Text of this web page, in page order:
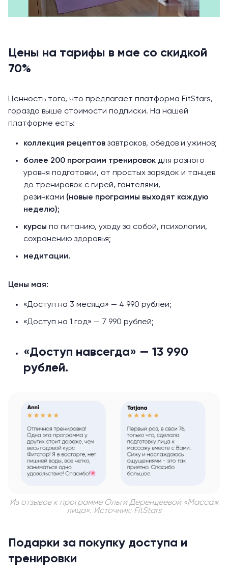
Цены на тарифы в мае со скидкой
70%
Ценность того, что предлагает платформа FitStars,
гораздо выше стоимости подписки. На нашей
платформе есть:
коллекция рецептов завтраков, обедов и ужинов;
более 200 программ тренировок для разного
уровня подготовки, от простых зарядок и танцев
до тренировок с гирей, гантелями,
резинками (новые программы выходят каждую
неделю);
курсы по питанию, уходу за собой, психологии,
сохранению здоровья;
медитации.
Цены мая:
«Доступ на 3 месяца» — 4 990 рублей;
«Доступ на 1 год» — 7 990 рублей;
«Доступ навсегда» — 13 990
рублей.
Из отзывов к программе Ольги Дерендеевой «Массаж
лица». Источник: FitStars
Подарки за покупку доступа и
тренировки